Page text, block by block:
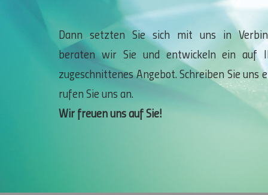
Dann setzten Sie sich mit uns in
beraten wir Sie und entwickeln ein auf
zugeschnittenes Angebot. Schreiben Sie uns
rufen Sie uns an.
Wir freuen uns auf Sie!